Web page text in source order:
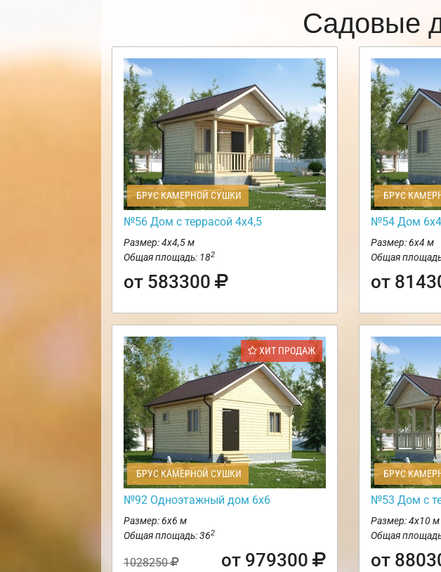
Садовые
БРУС КАМЕРНОЙ СУШКИ
№56 Дом с террасой 4х4,5
Размер: 4х4,5 м
Общая площадь: 182
от 583300
БРУС
№54 Дом 6х4
Размер: 6х4 м
Общая
от
ХИТ ПРОДАЖ
БРУС КАМЕРНОЙ СУШКИ
№92 Одноэтажный дом 6х6
Размер: 6х6 м
Общая площадь: 362
1028250 от 979300
БРУС
№53 Дом с
Размер: 4х10 м
Общая
от